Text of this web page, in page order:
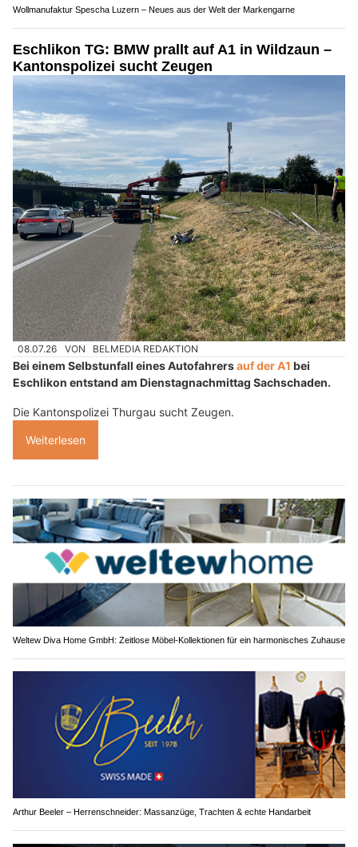
Wollmanufaktur Spescha Luzern – Neues aus der Welt der Markengarne
Eschlikon TG: BMW prallt auf A1 in Wildzaun –
Kantonspolizei sucht Zeugen
08.07.26 VON BELMEDIA REDAKTION
Bei einem Selbstunfall eines Autofahrersauf der A1 bei
Eschlikon entstand am Dienstagnachmittag Sachschaden.
Die Kantonspolizei Thurgau sucht Zeugen.
Weiterlesen
Weltew Diva Home GmbH: Zeitlose Möbel-Kollektionen für ein harmonisches Zuhause
Arthur Beeler – Herrenschneider: Massanzüge, Trachten & echte Handarbeit